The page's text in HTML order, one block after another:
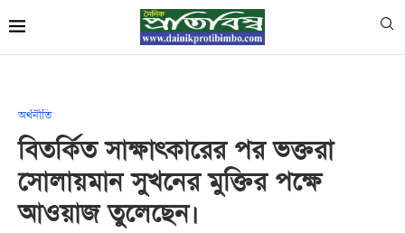
অর্থনীতি
বিতর্কিত সাক্ষাৎকারের পর ভক্তরা
সোলায়মান সুখনের মুক্তির পক্ষে
আওয়াজ তুলেছেন।